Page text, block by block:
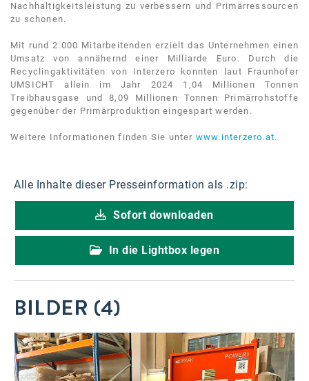
Nachhaltigkeitsleistung zu verbessern und Primärressourcen
zu schonen.
Mit rund 2.000 Mitarbeitenden erzielt das Unternehmen einen
Umsatz von annähernd einer Milliarde Euro. Durch die
Recyclingaktivitäten von Interzero konnten laut Fraunhofer
UMSICHT allein im Jahr 2024 1,04 Millionen Tonnen
Treibhausgase und 8,09 Millionen Tonnen Primärrohstoffe
gegenüber der Primärproduktion eingespart werden.
Weitere Informationen finden Sie unter www.interzero.at.
Alle Inhalte dieser Presseinformation als .zip:
Sofort downloaden
In die Lightbox legen
BILDER (4)